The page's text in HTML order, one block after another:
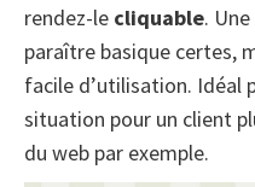
rendez-le cliquable.
paraître basique certes,
facile d’utilisation. Idéal
situation pour un client
du web par exemple.